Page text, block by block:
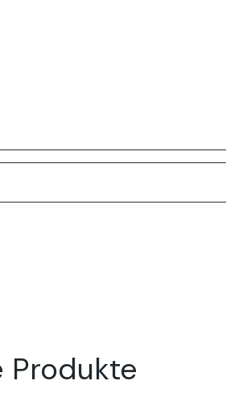
Produkte